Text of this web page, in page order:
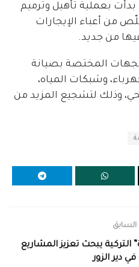
بعملية تأهيل وترميم
من أعباء الإيجارات
من جديد.
المختصة بصيانة
وشبكات المياه،
وذلك لتشجيع المزيد من
يبحث تعزيز المشاريع
في دير الزور